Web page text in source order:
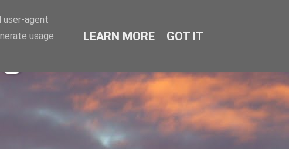
user-agent
usage
LEARN MORE GOT IT